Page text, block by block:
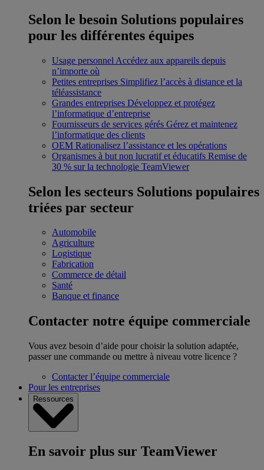
Selon le besoin Solutions populaires
pour les différentes équipes
Usage personnel Accédez aux appareils depuis
n’importe où
Petites entreprises Simplifiez l’accès à distance et la
téléassistance
Grandes entreprises Développez et protégez
l’informatique d’entreprise
Fournisseurs de services gérés Gérez et maintenez
l’informatique des clients
OEM Rationalisez l’assistance et les opérations
Organismes à but non lucratif et éducatifs Remise de
30 % sur la technologie TeamViewer
Selon les secteurs Solutions populaires
triées par secteur
Automobile
Agriculture
Logistique
Fabrication
Commerce de détail
Santé
Banque et finance
Contacter notre équipe commerciale
Vous avez besoin d’aide pour choisir la solution adaptée,
passer une commande ou mettre à niveau votre licence ?
Contacter l’équipe commerciale
Pour les entreprises
Ressources
En savoir plus sur TeamViewer